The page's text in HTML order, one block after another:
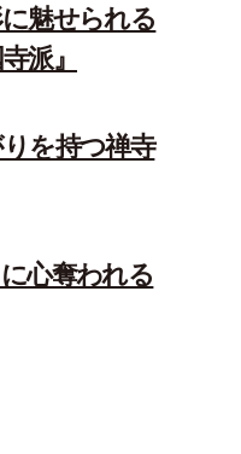
魅せられる
派』
を持つ禅寺
心奪われる